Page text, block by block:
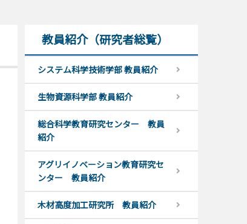
教員紹介（研究者総覧）
システム科学技術学部 教員紹介
生物資源科学部 教員紹介
総合科学教育研究センター 教員
紹介
アグリイノベーション教育研究セ
ンター 教員紹介
木材高度加工研究所 教員紹介